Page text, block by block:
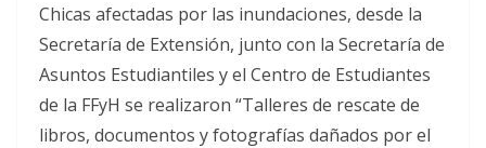
Chicas afectadas por las inundaciones, desde la
Secretaría de Extensión, junto con la Secretaría de
Asuntos Estudiantiles y el Centro de Estudiantes
de la FFyH se realizaron “Talleres de rescate de
libros, documentos y fotografías dañados por el